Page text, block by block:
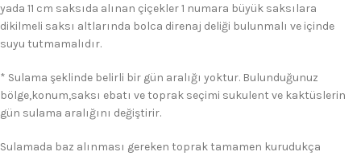
yada 11 cm saksıda alınan çiçekler 1 numara büyük saksılara
dikilmeli saksı altlarında bolca direnaj deliği bulunmalı ve içinde
suyu tutmamalıdır.
* Sulama şeklinde belirli bir gün aralığı yoktur. Bulunduğunuz
bölge,konum,saksı ebatı ve toprak seçimi sukulent ve kaktüslerin
gün sulama aralığını değiştirir.
Sulamada baz alınması gereken toprak tamamen kurudukça